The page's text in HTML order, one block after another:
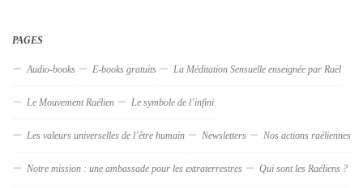
PAGES
Audio-books E-books gratuits La Méditation Sensuelle enseignée par Raël
Le Mouvement Raélien Le symbole de l’infini
Les valeurs universelles de l’être humain Newsletters Nos actions raéliennes
Notre mission : une ambassade pour les extraterrestres Qui sont les Raéliens ?